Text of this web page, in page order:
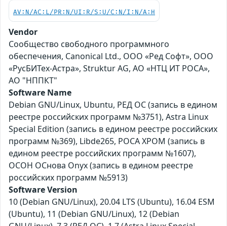
AV:N/AC:L/PR:N/UI:R/S:U/C:N/I:N/A:H
Vendor
Сообщество свободного программного
обеспечения, Canonical Ltd., ООО «Ред Софт», ООО
«РусБИТех-Астра», Struktur AG, АО «НТЦ ИТ РОСА»,
АО "НППКТ"
Software Name
Debian GNU/Linux, Ubuntu, РЕД ОС (запись в едином
реестре российских программ №3751), Astra Linux
Special Edition (запись в едином реестре российских
программ №369), Libde265, РОСА ХРОМ (запись в
едином реестре российских программ №1607),
ОСОН ОСнова Оnyx (запись в едином реестре
российских программ №5913)
Software Version
10 (Debian GNU/Linux), 20.04 LTS (Ubuntu), 16.04 ESM
(Ubuntu), 11 (Debian GNU/Linux), 12 (Debian